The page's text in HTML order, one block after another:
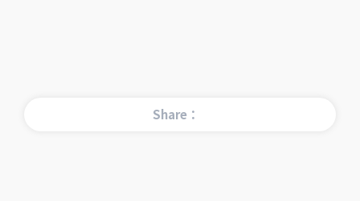
Share：